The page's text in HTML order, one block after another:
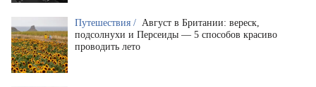
Путешествия / Август в Британии: вереск,
подсолнухи и Персеиды — 5 способов красиво
проводить лето